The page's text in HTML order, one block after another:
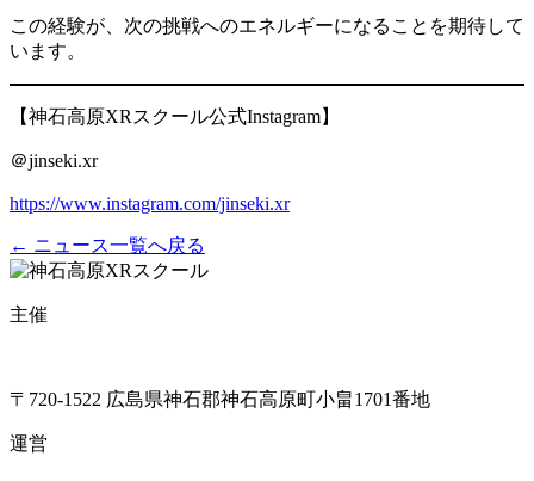
この経験が、次の挑戦へのエネルギーになることを期待して
います。
【神石高原XRスクール公式Instagram】
＠jinseki.xr
https://www.instagram.com/jinseki.xr
← ニュース一覧へ戻る
主催
〒720-1522 広島県神石郡神石高原町小畠1701番地
運営